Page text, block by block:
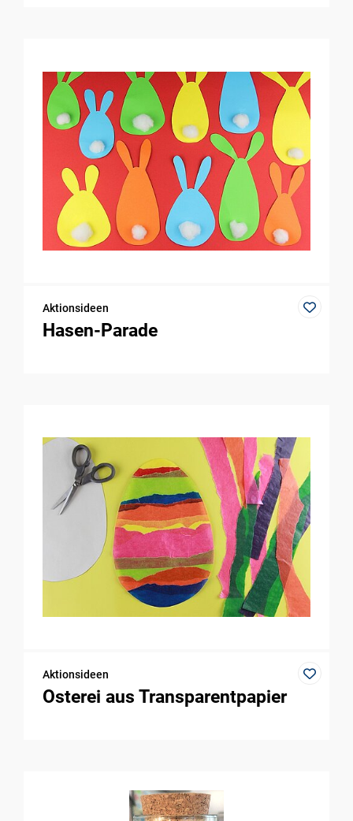
Aktionsideen
Hasen-Parade
Aktionsideen
Osterei aus Transparentpapier